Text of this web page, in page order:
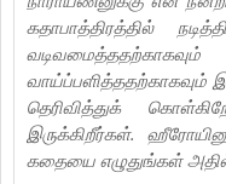
கதாபாத்திரத்தில்
வாய்ப்பளித்ததற்காகவும்
தெரிவித்துக்
இருக்கிறீர்கள்.
கதையை எழுதுங்கள் அதில்